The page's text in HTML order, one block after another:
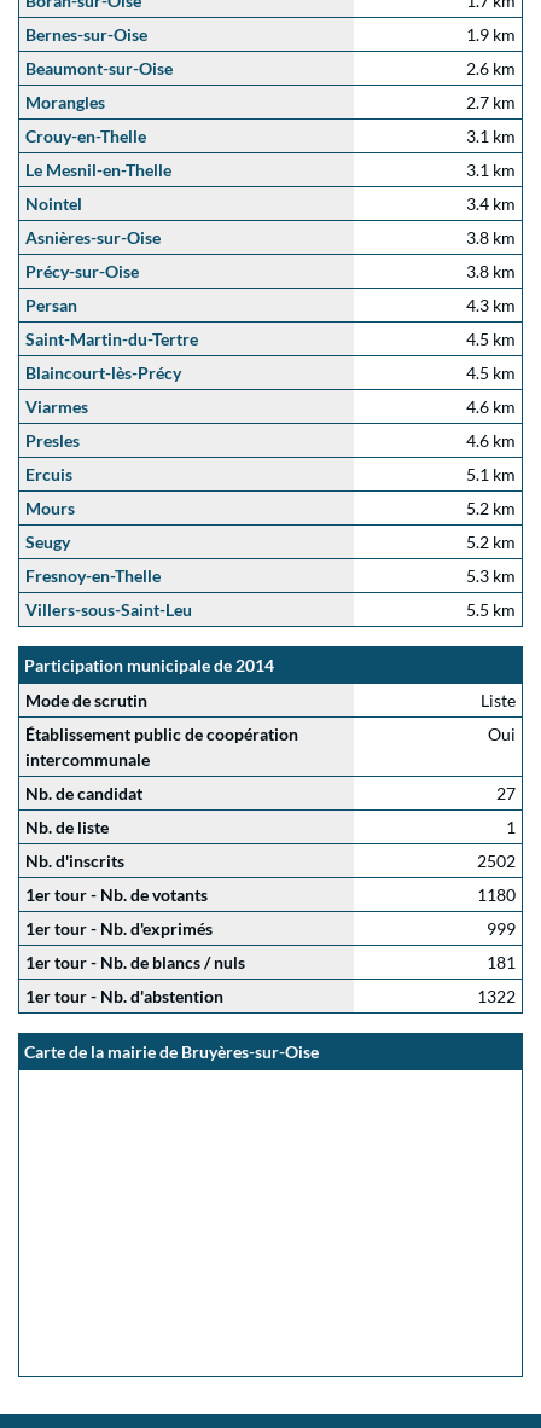
Bernes-sur-Oise
1.9 km
Beaumont-sur-Oise
2.6 km
Morangles
2.7 km
Crouy-en-Thelle
3.1 km
Le Mesnil-en-Thelle
3.1 km
Nointel
3.4 km
Asnières-sur-Oise
3.8 km
Précy-sur-Oise
3.8 km
Persan
4.3 km
Saint-Martin-du-Tertre
4.5 km
Blaincourt-lès-Précy
4.5 km
Viarmes
4.6 km
Presles
4.6 km
Ercuis
5.1 km
Mours
5.2 km
Seugy
5.2 km
Fresnoy-en-Thelle
5.3 km
Villers-sous-Saint-Leu
5.5 km
Participation municipale de 2014
Mode de scrutin
Liste
Établissement public de coopération
intercommunale
Oui
Nb. de candidat
27
Nb. de liste
1
Nb. d'inscrits
2502
1er tour - Nb. de votants
1180
1er tour - Nb. d'exprimés
999
1er tour - Nb. de blancs / nuls
181
1er tour - Nb. d'abstention
1322
Carte de la mairie de Bruyères-sur-Oise